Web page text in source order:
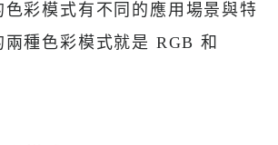
色彩模式有不同的應用場景與特
種色彩模式就是 RGB 和